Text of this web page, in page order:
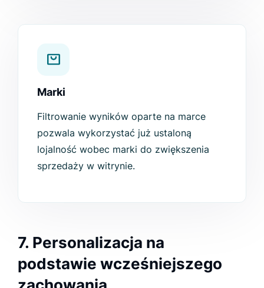
Marki
Filtrowanie wyników oparte na marce
pozwala wykorzystać już ustaloną
lojalność wobec marki do zwiększenia
sprzedaży w witrynie.
7. Personalizacja na
podstawie wcześniejszego